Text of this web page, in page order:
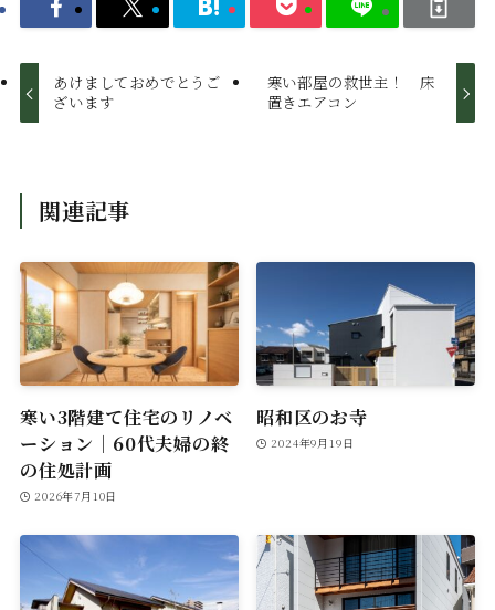
あけましておめでとうご
ざいます
寒い部屋の救世主！ 床
置きエアコン
関連記事
寒い3階建て住宅のリノベ
ーション｜60代夫婦の終
の住処計画
2026年7月10日
昭和区のお寺
2024年9月19日